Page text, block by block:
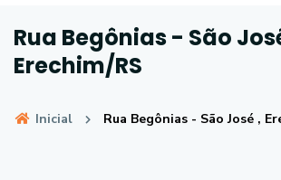
Rua Begônias - São
Erechim/RS
Inicial Rua Begônias - São José ,